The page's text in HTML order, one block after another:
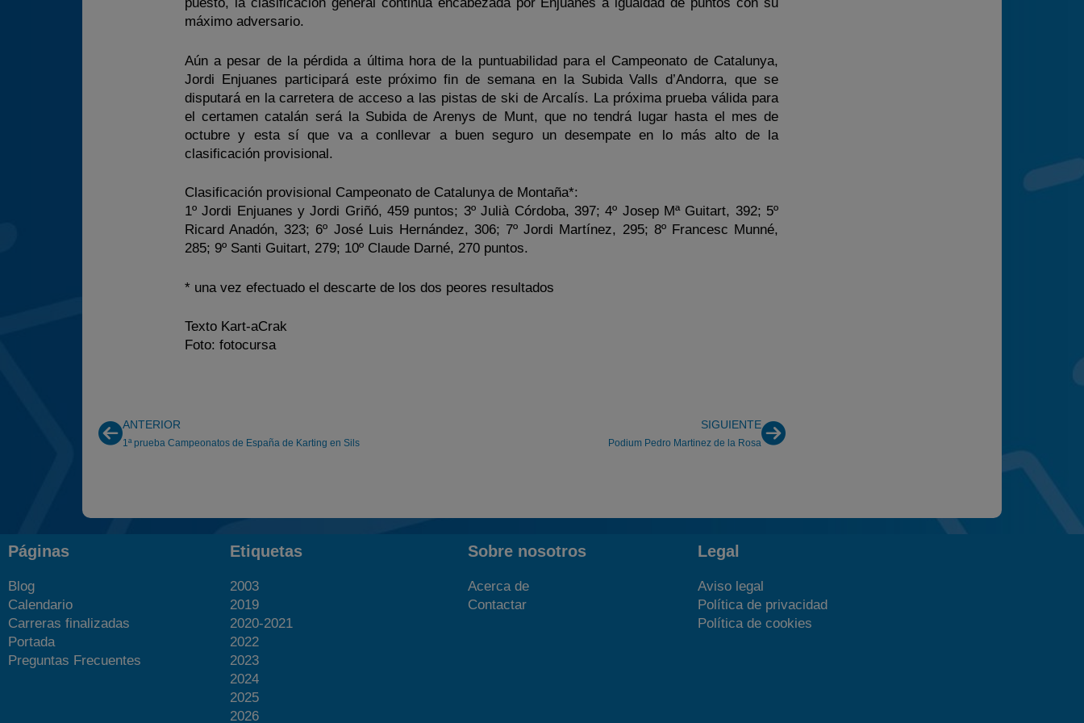
máximo adversario.
Aún a pesar de la pérdida a última hora de la puntuabilidad para el Campeonato de Catalunya,
Jordi Enjuanes participará este próximo fin de semana en la Subida Valls d’Andorra, que se
disputará en la carretera de acceso a las pistas de ski de Arcalís. La próxima prueba válida para
el certamen catalán será la Subida de Arenys de Munt, que no tendrá lugar hasta el mes de
octubre y esta sí que va a conllevar a buen seguro un desempate en lo más alto de la
clasificación provisional.
Clasificación provisional Campeonato de Catalunya de Montaña*:
1º Jordi Enjuanes y Jordi Griñó, 459 puntos; 3º Julià Córdoba, 397; 4º Josep Mª Guitart, 392; 5º
Ricard Anadón, 323; 6º José Luis Hernández, 306; 7º Jordi Martínez, 295; 8º Francesc Munné,
285; 9º Santi Guitart, 279; 10º Claude Darné, 270 puntos.
* una vez efectuado el descarte de los dos peores resultados
Texto Kart-aCrak
Foto: fotocursa
ANTERIOR
1ª prueba Campeonatos de España de Karting en Sils
SIGUIENTE
Podium Pedro Martinez de la Rosa
Páginas
Blog
Calendario
Carreras finalizadas
Portada
Preguntas Frecuentes
Etiquetas
2003
2019
2020-2021
2022
2023
2024
2025
2026
Sobre nosotros
Acerca de
Contactar
Legal
Aviso legal
Política de privacidad
Política de cookies